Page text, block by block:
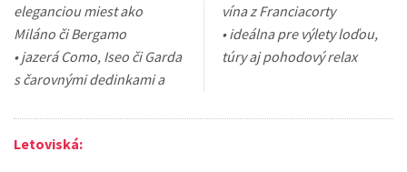
eleganciou miest ako
Miláno či Bergamo
• jazerá Como, Iseo či Garda
s čarovnými dedinkami a
vína z Franciacorty
• ideálna pre výlety loďou,
túry aj pohodový relax
Letoviská: